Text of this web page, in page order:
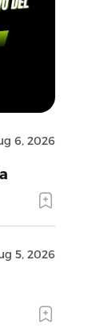
6, 2026
5, 2026